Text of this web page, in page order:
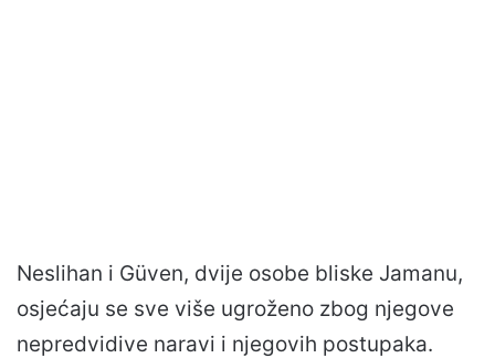
Neslihan i Güven, dvije osobe bliske Jamanu,
osjećaju se sve više ugroženo zbog njegove
nepredvidive naravi i njegovih postupaka.